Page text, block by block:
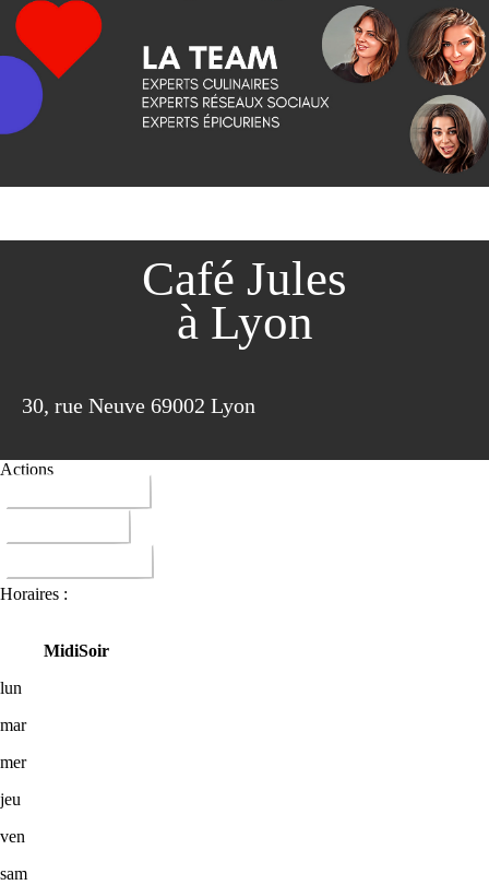
Café Jules
à Lyon
30, rue Neuve 69002 Lyon
Actions
Horaires :
MidiSoir
lun
mar
mer
jeu
ven
sam